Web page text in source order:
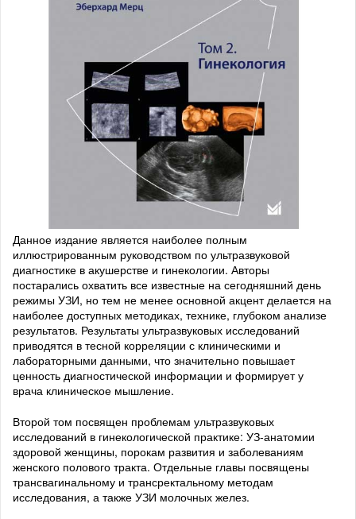
Данное издание является наиболее полным
иллюстрированным руководством по ультразвуковой
диагностике в акушерстве и гинекологии. Авторы
постарались охватить все известные на сегодняшний день
режимы УЗИ, но тем не менее основной акцент делается на
наиболее доступных методиках, технике, глубоком анализе
результатов. Результаты ультразвуковых исследований
приводятся в тесной корреляции с клиническими и
лабораторными данными, что значительно повышает
ценность диагностической информации и формирует у
врача клиническое мышление.
Второй том посвящен проблемам ультразвуковых
исследований в гинекологической практике: УЗ-анатомии
здоровой женщины, порокам развития и заболеваниям
женского полового тракта. Отдельные главы посвящены
трансвагинальному и трансректальному методам
исследования, а также УЗИ молочных желез.